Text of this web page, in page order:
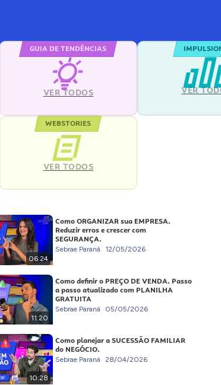
GUIA DE TENDÊNCIAS
VER TODOS VER
WEBSTORIES
VER TODOS
06:24
Como ORGANIZAR sua EMPRESA.
Reduzir erros e crescer com
SEGURANÇA.
Sebrae Paraná 12/05/2026
11:20
Como definir o PREÇO DE VENDA. Passo
a passo atualizado com PLANILHA
GRATUITA
Sebrae Paraná 05/05/2026
10:28
Como planejar a SUCESSÃO FAMILIAR
do NEGÓCIO.
Sebrae Paraná 28/04/2026